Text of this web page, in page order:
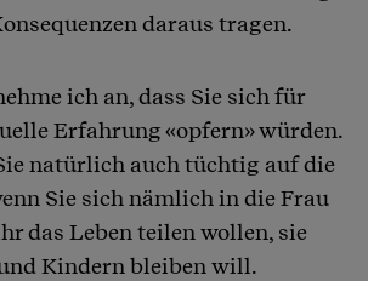
daraus tragen.
ich an, dass Sie sich für
Erfahrung «opfern» würden.
natürlich auch tüchtig auf die
Sie sich nämlich in die Frau
das Leben teilen wollen, sie
Kindern bleiben will.